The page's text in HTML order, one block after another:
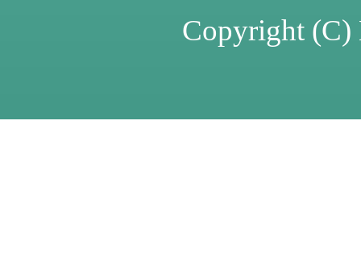
Copyright (C)